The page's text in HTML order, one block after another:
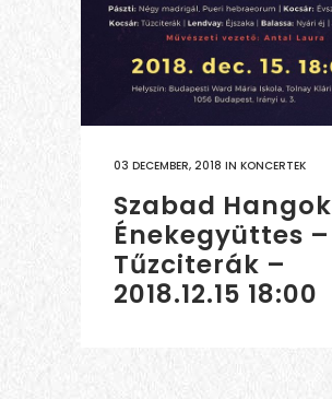
03 DECEMBER, 2018 IN KONCERTEK
Szabad Hangok
Énekegyüttes –
Tűzciterák –
2018.12.15 18:00